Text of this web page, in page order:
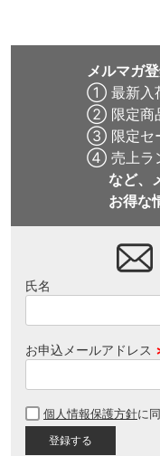
メルマガ
① 最新入
② 限定商
③ 限定セ
④ 売上ラ
など、
お得な
氏名
お申込メールアドレス
個人情報保護方針に